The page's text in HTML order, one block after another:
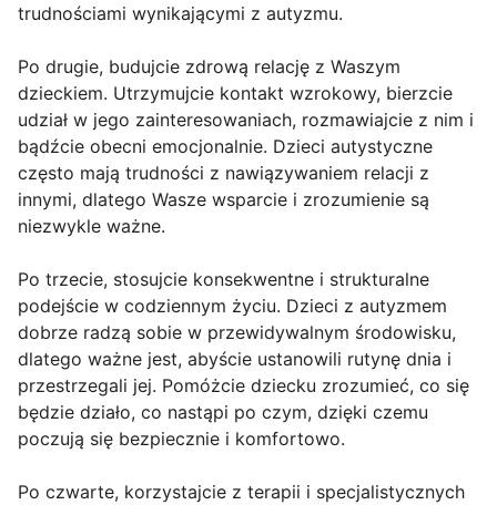
trudnościami wynikającymi z autyzmu.
Po drugie, budujcie zdrową relację z Waszym
dzieckiem. Utrzymujcie kontakt wzrokowy, bierzcie
udział w jego zainteresowaniach, rozmawiajcie z nim i
bądźcie obecni emocjonalnie. Dzieci autystyczne
często mają trudności z nawiązywaniem relacji z
innymi, dlatego Wasze wsparcie i zrozumienie są
niezwykle ważne.
Po trzecie, stosujcie konsekwentne i strukturalne
podejście w codziennym życiu. Dzieci z autyzmem
dobrze radzą sobie w przewidywalnym środowisku,
dlatego ważne jest, abyście ustanowili rutynę dnia i
przestrzegali jej. Pomóżcie dziecku zrozumieć, co się
będzie działo, co nastąpi po czym, dzięki czemu
poczują się bezpiecznie i komfortowo.
Po czwarte, korzystajcie z terapii i specjalistycznych